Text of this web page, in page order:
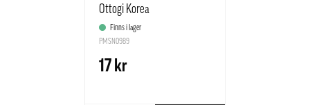
Ottogi Korea
Finns i lager
PMSN0989
17 kr